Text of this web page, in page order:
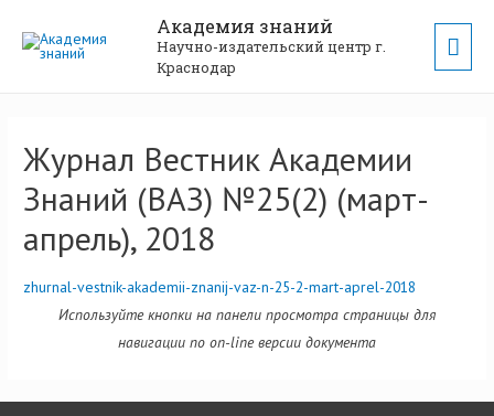
Академия знаний
Научно-издательский центр г.
Краснодар
Журнал Вестник Академии
Знаний (ВАЗ) №25(2) (март-
апрель), 2018
zhurnal-vestnik-akademii-znanij-vaz-n-25-2-mart-aprel-2018
Используйте кнопки на панели просмотра страницы для
навигации по on-line версии документа